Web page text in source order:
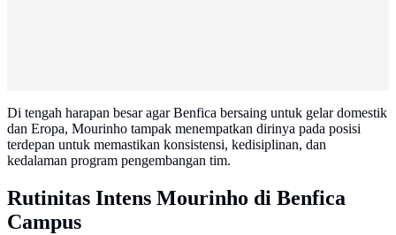
Di tengah harapan besar agar Benfica bersaing untuk gelar domestik
dan Eropa, Mourinho tampak menempatkan dirinya pada posisi
terdepan untuk memastikan konsistensi, kedisiplinan, dan
kedalaman program pengembangan tim.
Rutinitas Intens Mourinho di Benfica
Campus